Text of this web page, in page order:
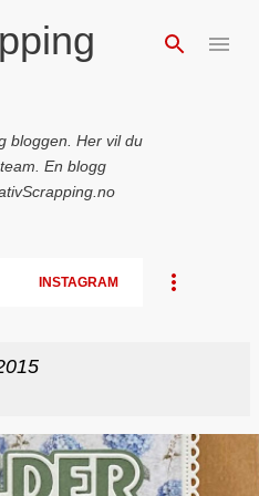
bloggen. Her vil du
En blogg
INSTAGRAM